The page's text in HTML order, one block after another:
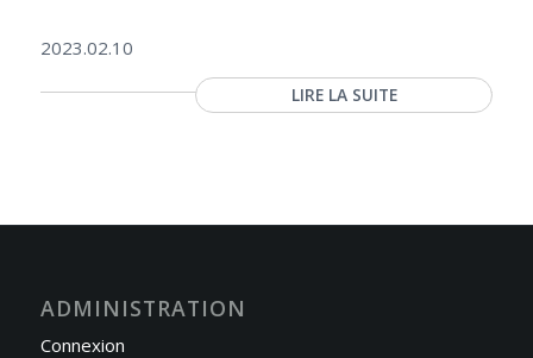
2023.02.10
LIRE LA SUITE
ADMINISTRATION
Connexion